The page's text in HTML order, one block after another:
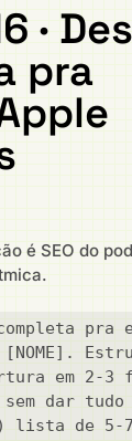
·
pra
é SEO do
pra
[NOME].
em 2-3
dar tudo
de 5-7